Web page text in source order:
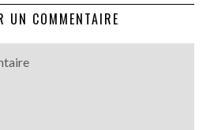
UN COMMENTAIRE